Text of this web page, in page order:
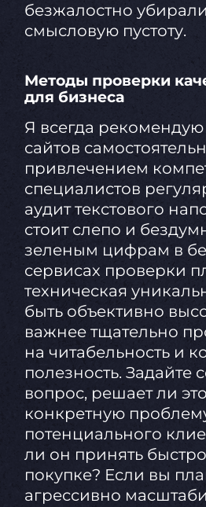
безжалостно
смысловую пустоту.
Методы проверки
для бизнеса
Я всегда
сайтов
привлечением
специалистов
аудит текстового
стоит слепо и
зеленым цифрам в
сервисах проверки
техническая
быть объективно
важнее тщательно
на читабельность и
полезность. Задайте
вопрос, решает ли
конкретную
потенциального
ли он принять
покупке? Если вы
агрессивно